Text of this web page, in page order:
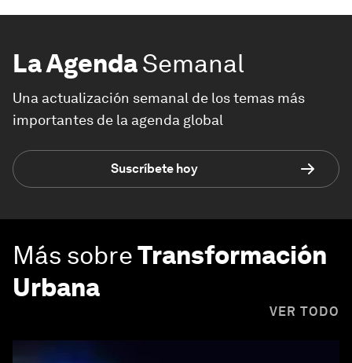
La AgendaSemanal
Una actualización semanal de los temas más
importantes de la agenda global
Suscríbete hoy
Más sobreTransformación
Urbana
VER TODO